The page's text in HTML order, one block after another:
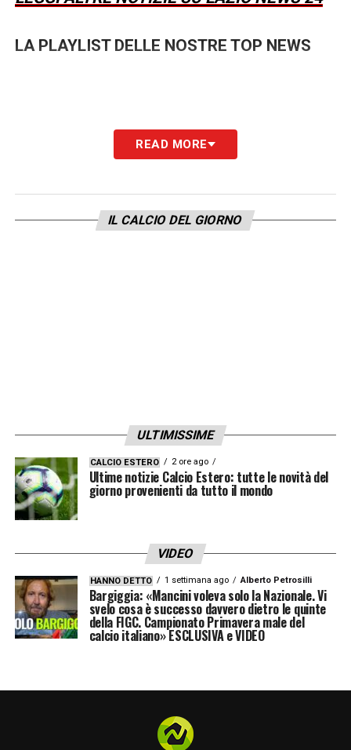
LA PLAYLIST DELLE NOSTRE TOP NEWS
READ MORE
IL CALCIO DEL GIORNO
ULTIMISSIME
CALCIO ESTERO 2 ore ago
Ultime notizie Calcio Estero: tutte le novità del
giorno provenienti da tutto il mondo
VIDEO
HANNO DETTO 1 settimana ago Alberto Petrosilli
Bargiggia: «Mancini voleva solo la Nazionale. Vi
svelo cosa è successo davvero dietro le quinte
della FIGC. Campionato Primavera male del
calcio italiano» ESCLUSIVA e VIDEO